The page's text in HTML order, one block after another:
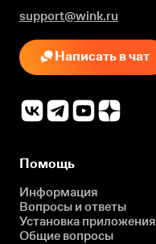
support@wink.ru
Написать в чат
Помощь
Информация
Вопросы и ответы
Установка приложения
Общие вопросы